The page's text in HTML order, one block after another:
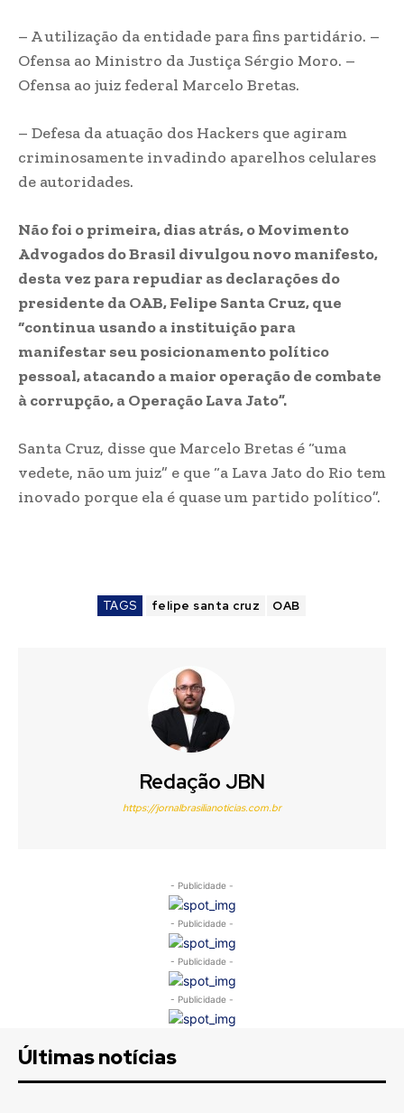
– A utilização da entidade para fins partidário. –
Ofensa ao Ministro da Justiça Sérgio Moro. –
Ofensa ao juiz federal Marcelo Bretas.
– Defesa da atuação dos Hackers que agiram
criminosamente invadindo aparelhos celulares
de autoridades.
Não foi o primeira, dias atrás, o Movimento
Advogados do Brasil divulgou novo manifesto,
desta vez para repudiar as declarações do
presidente da OAB, Felipe Santa Cruz, que
“continua usando a instituição para
manifestar seu posicionamento político
pessoal, atacando a maior operação de combate
à corrupção, a Operação Lava Jato”.
Santa Cruz, disse que Marcelo Bretas é “uma
vedete, não um juiz” e que “a Lava Jato do Rio tem
inovado porque ela é quase um partido político”.
TAGS felipe santa cruz OAB
Redação JBN
https://jornalbrasilianoticias.com.br
- Publicidade -
- Publicidade -
- Publicidade -
- Publicidade -
Últimas notícias